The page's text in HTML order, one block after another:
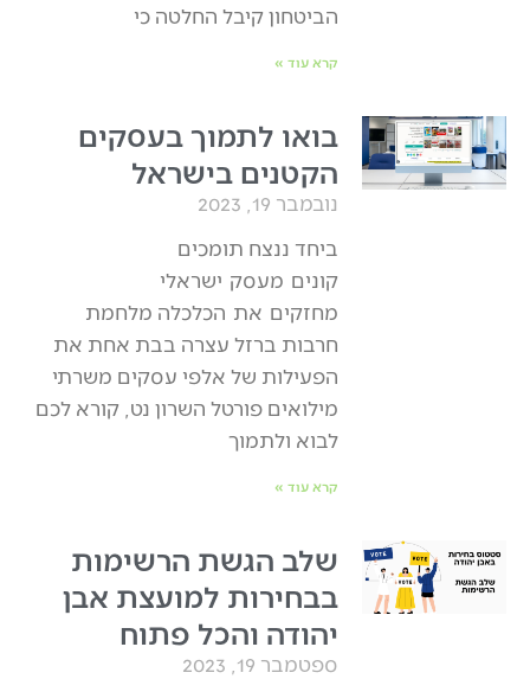
הביטחון קיבל החלטה כי
קרא עוד »
בואו לתמוך בעסקים
הקטנים בישראל
נובמבר 19, 2023
ביחד ננצח תומכים
קונים מעסק ישראלי
מחזקים את הכלכלה מלחמת
חרבות ברזל עצרה בבת אחת את
הפעילות של אלפי עסקים משרתי
מילואים פורטל השרון נט, קורא לכם
לבוא ולתמוך
קרא עוד »
שלב הגשת הרשימות
בבחירות למועצת אבן
יהודה והכל פתוח
ספטמבר 19, 2023